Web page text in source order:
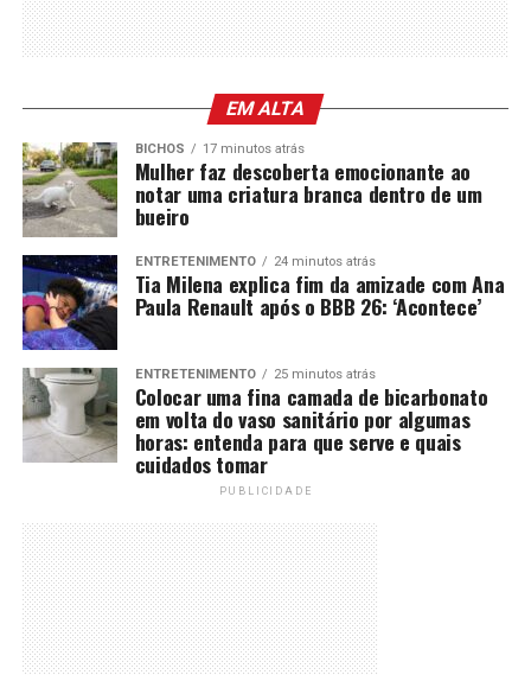
EM ALTA
BICHOS 17 minutos atrás
Mulher faz descoberta emocionante ao
notar uma criatura branca dentro de um
bueiro
ENTRETENIMENTO 24 minutos atrás
Tia Milena explica fim da amizade com Ana
Paula Renault após o BBB 26: ‘Acontece’
ENTRETENIMENTO 25 minutos atrás
Colocar uma fina camada de bicarbonato
em volta do vaso sanitário por algumas
horas: entenda para que serve e quais
cuidados tomar
PUBLICIDADE